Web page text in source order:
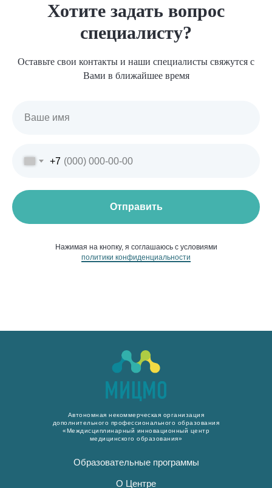
Хотите задать вопрос
специалисту?
Оставьте свои контакты и наши специалисты свяжутся с
Вами в ближайшее время
+7
Отправить
Нажимая на кнопку, я соглашаюсь с условиями
политики конфиденциальности
Автономная некоммерческая организация
дополнительного профессионального образования
«Междисциплинарный инновационный центр
медицинского образования»
Образовательные программы
О Центре